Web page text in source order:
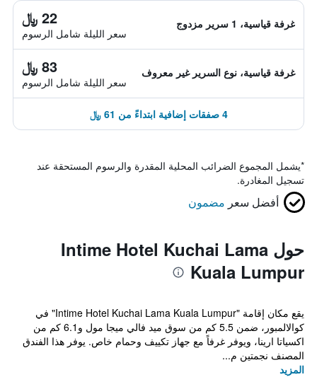
غرفة قياسية، 1 سرير مزدوج 22 ﷼
سعر الليلة شامل الرسوم
غرفة قياسية، نوع السرير غير معروف 83 ﷼
سعر الليلة شامل الرسوم
4 صفقات إضافية ابتداءً من 61 ﷼
*يشمل المجموع الضرائب المحلية المقدرة والرسوم المستحقة عند
تسجيل المغادرة.
أفضل سعر مضمون
حول Intime Hotel Kuchai Lama
Kuala Lumpur
يقع مكان إقامة "Intime Hotel Kuchai Lama Kuala Lumpur" في
كوالالمبور، ضمن 5.5 كم من سوق ميد فالي ميجا مول و6.1 كم من
اكسياتا ارينا، ويوفر غرفاً مع جهاز تكييف وحمام خاص. يوفر هذا الفندق
المصنف نجمتين م...
المزيد